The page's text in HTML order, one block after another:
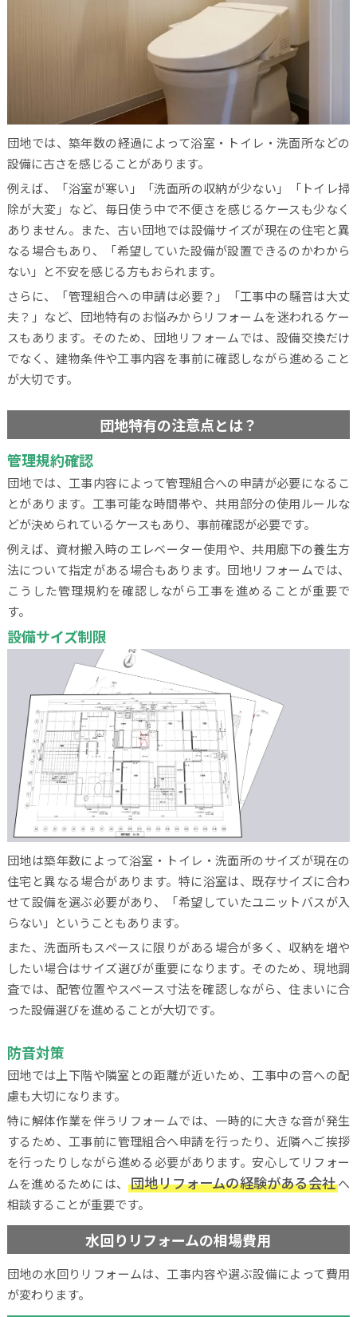
団地では、築年数の経過によって浴室・トイレ・洗面所などの
設備に古さを感じることがあります。
例えば、「浴室が寒い」「洗面所の収納が少ない」「トイレ掃
除が大変」など、毎日使う中で不便さを感じるケースも少なく
ありません。また、古い団地では設備サイズが現在の住宅と異
なる場合もあり、「希望していた設備が設置できるのかわから
ない」と不安を感じる方もおられます。
さらに、「管理組合への申請は必要？」「工事中の騒音は大丈
夫？」など、団地特有のお悩みからリフォームを迷われるケー
スもあります。そのため、団地リフォームでは、設備交換だけ
でなく、建物条件や工事内容を事前に確認しながら進めること
が大切です。
団地特有の注意点とは？
管理規約確認
団地では、工事内容によって管理組合への申請が必要になるこ
とがあります。工事可能な時間帯や、共用部分の使用ルールな
どが決められているケースもあり、事前確認が必要です。
例えば、資材搬入時のエレベーター使用や、共用廊下の養生方
法について指定がある場合もあります。団地リフォームでは、
こうした管理規約を確認しながら工事を進めることが重要で
す。
設備サイズ制限
団地は築年数によって浴室・トイレ・洗面所のサイズが現在の
住宅と異なる場合があります。特に浴室は、既存サイズに合わ
せて設備を選ぶ必要があり、「希望していたユニットバスが入
らない」ということもあります。
また、洗面所もスペースに限りがある場合が多く、収納を増や
したい場合はサイズ選びが重要になります。そのため、現地調
査では、配管位置やスペース寸法を確認しながら、住まいに合
った設備選びを進めることが大切です。
防音対策
団地では上下階や隣室との距離が近いため、工事中の音への配
慮も大切になります。
特に解体作業を伴うリフォームでは、一時的に大きな音が発生
するため、工事前に管理組合へ申請を行ったり、近隣へご挨拶
を行ったりしながら進める必要があります。安心してリフォー
ムを進めるためには、
団地リフォームの経験がある会社へ
相談することが重要です。
水回りリフォームの相場費用
団地の水回りリフォームは、工事内容や選ぶ設備によって費用
が変わります。